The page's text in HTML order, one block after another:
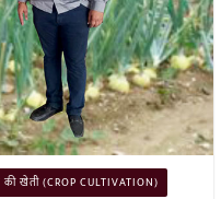
खेती (CROP CULTIVATION)